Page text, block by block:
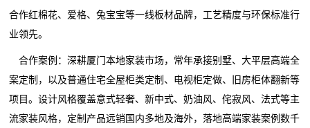
合作红棉花、爱格、兔宝宝等一线板材品牌，工艺精度与环保标准行
业领先。
合作案例：深耕厦门本地家装市场，常年承接别墅、大平层高端全
案定制，以及普通住宅全屋柜类定制、电视柜定做、旧房柜体翻新等
项目。设计风格覆盖意式轻奢、新中式、奶油风、侘寂风、法式等主
流家装风格，定制产品远销国内多地及海外，落地高端家装案例数千